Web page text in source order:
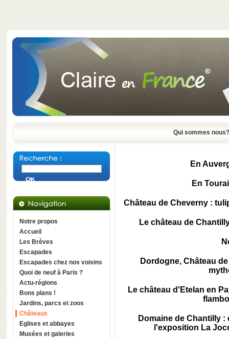
Qui sommes nous?
Notre propos
Accueil
Les Brèves
Escapades
Escapades chez nos voisins
Quoi de neuf à Paris ?
Actu-régions
Bons plans !
Jardins, parcs et zoos
Châteaux
Eglises et abbayes
Musées et galeries
En
En
Château de Cheverny :
Le château de
Dordogne, Château
Le château d'Etelan en
Domaine de Chantilly
l'exposition La